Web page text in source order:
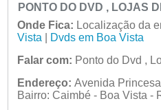
PONTO DO DVD , LOJAS
Onde Fica: Localização da
Vista
Dvds em Boa Vista
Falar com: Ponto do Dvd ,
Endereço: Avenida
Bairro: Caimbé - Boa Vista -